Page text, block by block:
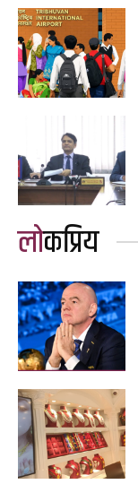
लोकप्रिय